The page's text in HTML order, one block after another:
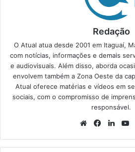
Redação
O Atual atua desde 2001 em Itaguaí,
com notícias, informações e demais
e audiovisuais. Além disso, aborda
envolvem também a Zona Oeste da
Atual oferece matérias e vídeos em
sociais, com o compromisso de
responsável.
We
te
Fa
bo
Lin
din